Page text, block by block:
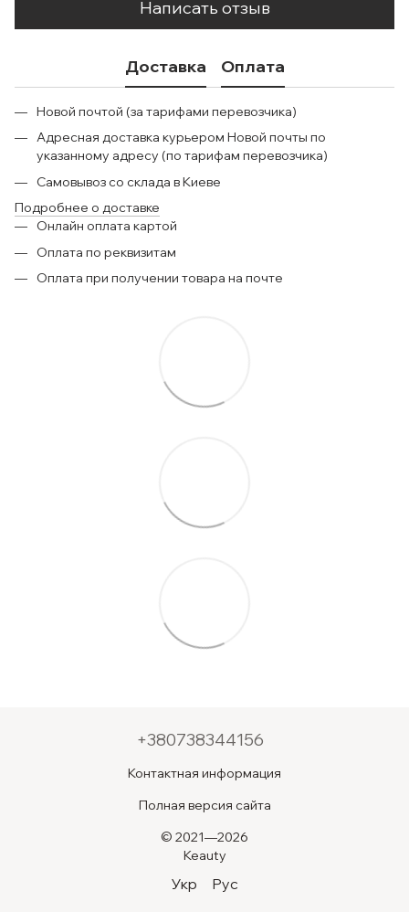
Написать отзыв
Доставка Оплата
Новой почтой (за тарифами перевозчика)
Адресная доставка курьером Новой почты по
указанному адресу (по тарифам перевозчика)
Самовывоз со склада в Киеве
Подробнее о доставке
Онлайн оплата картой
Оплата по реквизитам
Оплата при получении товара на почте
+380738344156
Контактная информация
Полная версия сайта
© 2021—2026
Keauty
Укр Рус